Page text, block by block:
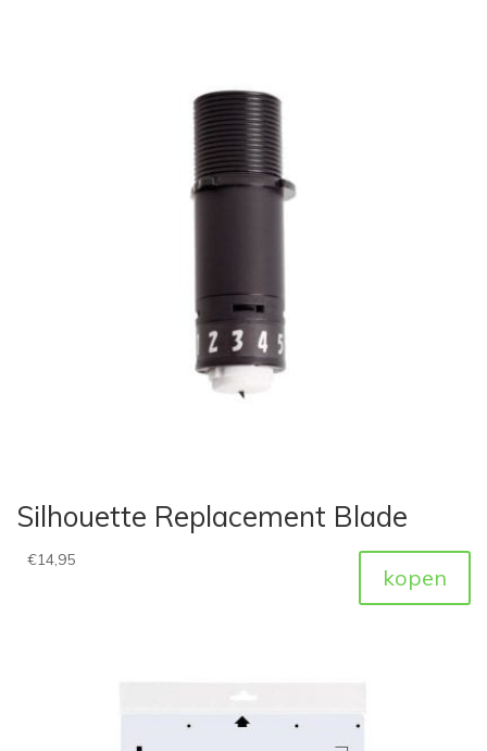
Silhouette Replacement Blade
€14,95
kopen